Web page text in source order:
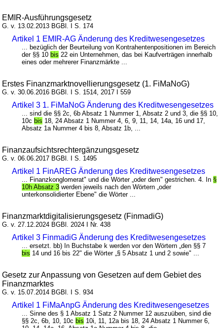
EMIR-Ausführungsgesetz
G. v. 13.02.2013 BGBl. I S. 174
Artikel 1 EMIR-AG Änderung des Kreditwesengesetzes
... bezüglich der Beurteilung von Kontrahentenpositionen im Bereich
der §§ 10bis 22 ein Unternehmen, das bei Kaufverträgen innerhalb
eines oder mehrerer Finanzmärkte ...
Erstes Finanzmarktnovellierungsgesetz (1. FiMaNoG)
G. v. 30.06.2016 BGBl. I S. 1514, 2017 I 559
Artikel 3 1. FiMaNoG Änderung des Kreditwesengesetzes
... sind die §§ 2c, 6b Absatz 1 Nummer 1, Absatz 2 und 3, die §§ 10,
10cbis 18, 24 Absatz 1 Nummer 4, 6, 9, 11, 14, 14a, 16 und 17,
Absatz 1a Nummer 4 bis 8, Absatz 1b, ...
Finanzaufsichtsrechtergänzungsgesetz
G. v. 06.06.2017 BGBl. I S. 1495
Artikel 1 FinAREG Änderung des Kreditwesengesetzes
... Finanzkonglomerat" und die Wörter „oder dem" gestrichen. 4. In §
10h Absatz 3 werden jeweils nach den Wörtern „oder
unterkonsolidierter Ebene" die Wörter ...
Finanzmarktdigitalisierungsgesetz (FinmadiG)
G. v. 27.12.2024 BGBl. 2024 I Nr. 438
Artikel 3 FinmadiG Änderung des Kreditwesengesetzes
... ersetzt. bb) In Buchstabe k werden vor den Wörtern „den §§ 7
bis 14 und 16 bis 22" die Wörter „§ 5 Absatz 1 und 2 sowie" ...
Gesetz zur Anpassung von Gesetzen auf dem Gebiet des
Finanzmarktes
G. v. 15.07.2014 BGBl. I S. 934
Artikel 1 FiMaAnpG Änderung des Kreditwesengesetzes
... Sinne des § 1 Absatz 1 Satz 2 Nummer 12 auszuüben, sind die
§§ 2c, 6b, 10, 10cbis 10i, 11, 12a bis 18, 24 Absatz 1 Nummer 6,